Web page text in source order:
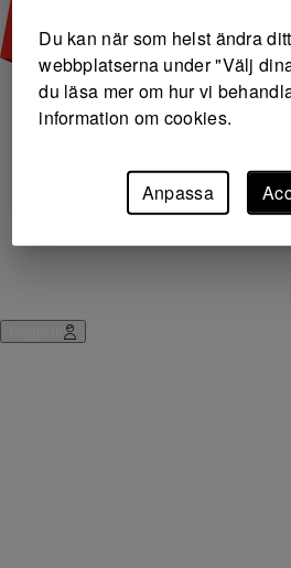
Du kan när som helst ändra
webbplatserna under "Välj
du läsa mer om hur vi
information om cookies.
Anpassa